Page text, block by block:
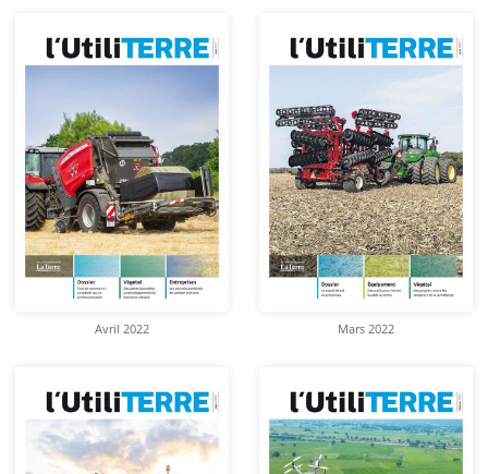
Avril 2022 Mars 2022